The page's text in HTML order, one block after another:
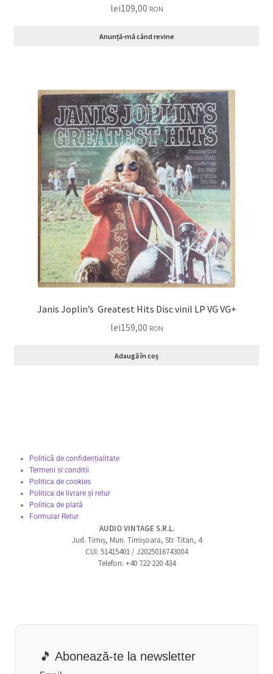
lei109,00 RON
Anunță-mă când revine
Janis Joplin’s Greatest Hits Disc vinil LP VG VG+
lei159,00 RON
Adaugă în coș
Politică de confidențialitate
Termeni si conditii
Politica de cookies
Politica de livrare și retur
Politica de plată
Formular Retur
AUDIO VINTAGE S.R.L.
Jud. Timiș, Mun. Timișoara, Str. Titan, 4
CUI: 51415401 / J2025016743004
Telefon: +40 722 220 434
🎵 Abonează-te la newsletter